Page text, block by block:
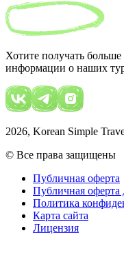
Хотите получать больше
информации о наших
2026, Korean Simple
© Все права защищены
Публичная оферта
Публичная
Политика
Карта сайта
Лицензия